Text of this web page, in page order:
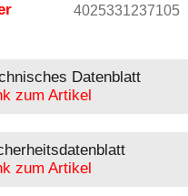
4025331237105
Datenblatt
zum Artikel
zum Artikel